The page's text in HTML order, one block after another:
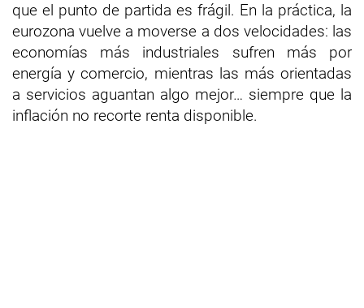
que el punto de partida es frágil. En la práctica, la
eurozona vuelve a moverse a dos velocidades: las
economías más industriales sufren más por
energía y comercio, mientras las más orientadas
a servicios aguantan algo mejor… siempre que la
inflación no recorte renta disponible.